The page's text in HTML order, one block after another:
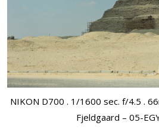
NIKON D700 . 1/1600 sec. f/4.5 .
Fjeldgaard – 05-